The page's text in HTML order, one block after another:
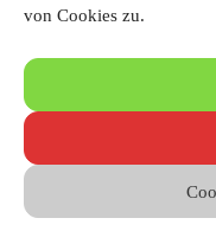
von Cookies zu.
Schreibe einen Kommentar
Du musst angemeldet sein,
© 2010 –